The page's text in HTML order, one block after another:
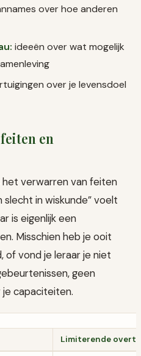
over hoe anderen
ideeën over wat mogelijk
over je levensdoel
en
verwarren van feiten
in wiskunde” voelt
is eigenlijk een
Misschien heb je ooit
of vond je leraar je niet
geen
capaciteiten.
Limiterende